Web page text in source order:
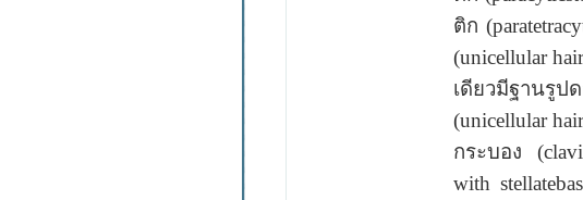
ติก
(unicellular
เดียวมีฐานรูป
(unicellular
กระบอง
with